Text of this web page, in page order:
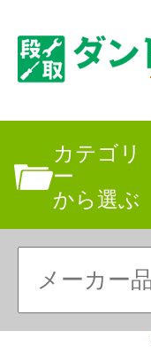
カテゴリ
ー
から選ぶ